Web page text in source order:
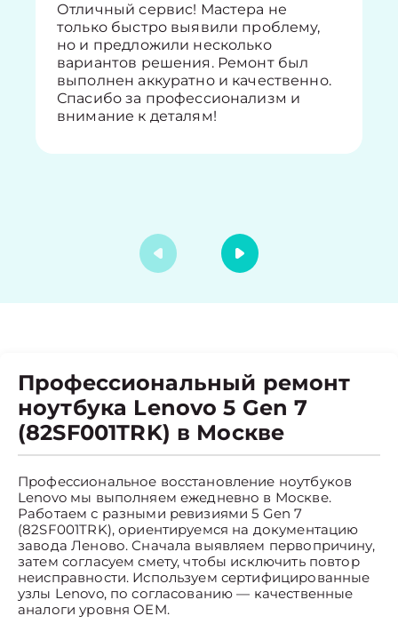
Отличный сервис! Мастера не
только быстро выявили проблему,
но и предложили несколько
вариантов решения. Ремонт был
выполнен аккуратно и качественно.
Спасибо за профессионализм и
внимание к деталям!
Профессиональный ремонт
ноутбука Lenovo 5 Gen 7
(82SF001TRK) в Москве
Профессиональное восстановление ноутбуков
Lenovo мы выполняем ежедневно в Москве.
Работаем с разными ревизиями 5 Gen 7
(82SF001TRK), ориентируемся на документацию
завода Леново. Сначала выявляем первопричину,
затем согласуем смету, чтобы исключить повтор
неисправности. Используем сертифицированные
узлы Lenovo, по согласованию — качественные
аналоги уровня OEM.